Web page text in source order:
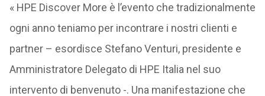
« HPE Discover More è l’evento che tradizionalmente
ogni anno teniamo per incontrare i nostri clienti e
partner – esordisce Stefano Venturi, presidente e
Amministratore Delegato di HPE Italia nel suo
intervento di benvenuto -. Una manifestazione che